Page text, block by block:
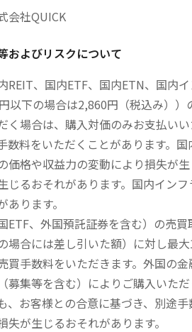
会社QUICK
およびリスクについて
REIT、国内ETF、国内ETN、国内
以下の場合は2,860円（税込み）
く場合は、購入対価のみお支払い
数料をいただくことがあります。
価格や収益力の変動により損失が
じるおそれがあります。国内イン
ります。
ETF、外国預託証券を含む）の売
場合には差し引いた額）に対し最
買手数料をいただきます。外国の
募集等を含む）によりご購入いた
、お客様との合意に基づき、別途
失が生じるおそれがあります。